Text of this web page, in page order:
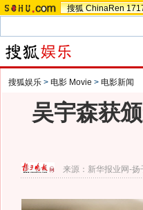
搜狐 ChinaRen
搜狐娱乐 > 电影 Movie > 电影新闻
吴宇森获
来源： 新华报业网-扬